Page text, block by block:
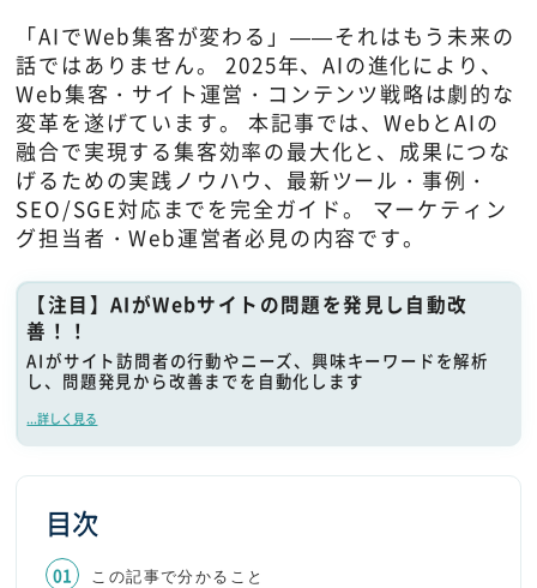
「AIでWeb集客が変わる」——それはもう未来の
話ではありません。 2025年、AIの進化により、
Web集客・サイト運営・コンテンツ戦略は劇的な
変革を遂げています。 本記事では、WebとAIの
融合で実現する集客効率の最大化と、成果につな
げるための実践ノウハウ、最新ツール・事例・
SEO/SGE対応までを完全ガイド。 マーケティン
グ担当者・Web運営者必見の内容です。
【注目】AIがWebサイトの問題を発見し自動改
善！！
AIがサイト訪問者の行動やニーズ、興味キーワードを解析
し、問題発見から改善までを自動化します
...詳しく見る
目次
この記事で分かること